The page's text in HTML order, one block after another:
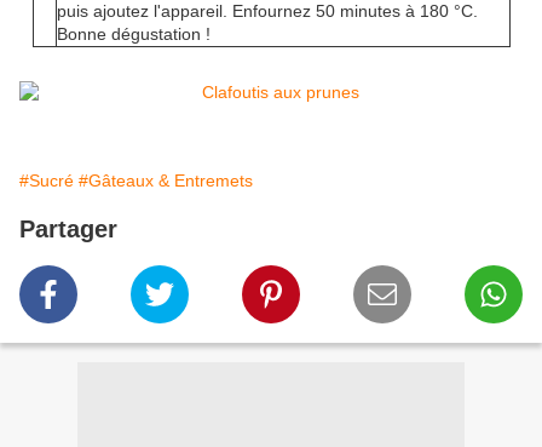
puis ajoutez l'appareil. Enfournez 50 minutes à 180 °C.
Bonne dégustation !
#Sucré #Gâteaux & Entremets
Partager